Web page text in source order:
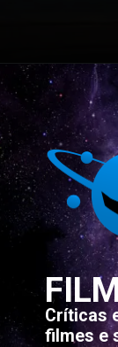
Opening
Críticas
filmes e